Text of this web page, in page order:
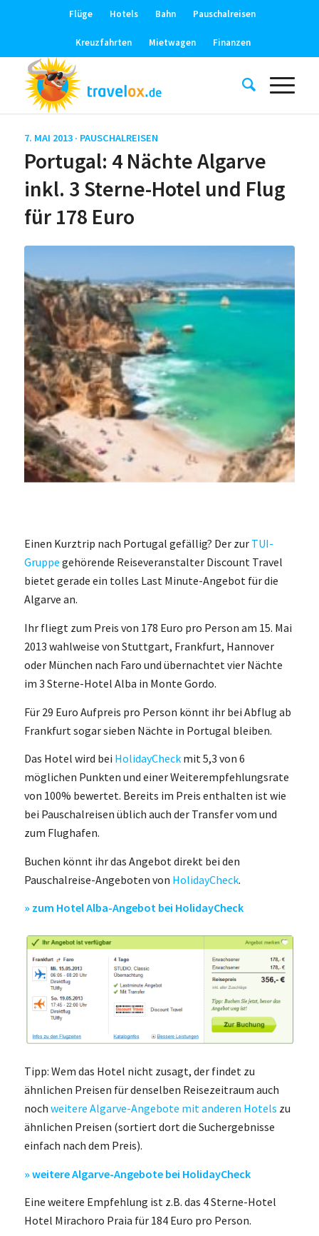
Flüge Hotels Bahn Pauschalreisen
Kreuzfahrten Mietwagen Finanzen
7. MAI 2013 · PAUSCHALREISEN
Portugal: 4 Nächte Algarve
inkl. 3 Sterne-Hotel und Flug
für 178 Euro
Einen Kurztrip nach Portugal gefällig? Der zur TUI-
Gruppe gehörende Reiseveranstalter Discount Travel
bietet gerade ein tolles Last Minute-Angebot für die
Algarve an.
Ihr fliegt zum Preis von 178 Euro pro Person am 15. Mai
2013 wahlweise von Stuttgart, Frankfurt, Hannover
oder München nach Faro und übernachtet vier Nächte
im 3 Sterne-Hotel Alba in Monte Gordo.
Für 29 Euro Aufpreis pro Person könnt ihr bei Abflug ab
Frankfurt sogar sieben Nächte in Portugal bleiben.
Das Hotel wird bei HolidayCheckmit 5,3 von 6
möglichen Punkten und einer Weiterempfehlungsrate
von 100% bewertet. Bereits im Preis enthalten ist wie
bei Pauschalreisen üblich auch der Transfer vom und
zum Flughafen.
Buchen könnt ihr das Angebot direkt bei den
Pauschalreise-Angeboten von HolidayCheck.
» zum Hotel Alba-Angebot bei HolidayCheck
Tipp: Wem das Hotel nicht zusagt, der findet zu
ähnlichen Preisen für denselben Reisezeitraum auch
noch weitere Algarve-Angebote mit anderen Hotels zu
ähnlichen Preisen (sortiert dort die Suchergebnisse
einfach nach dem Preis).
» weitere Algarve-Angebote bei HolidayCheck
Eine weitere Empfehlung ist z.B. das 4 Sterne-Hotel
Hotel Mirachoro Praia für 184 Euro pro Person.